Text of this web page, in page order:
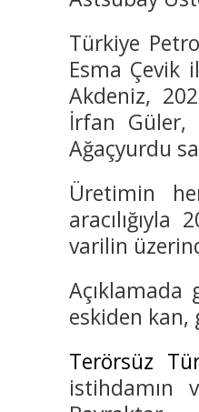
Türkiye
Esma Çevik
Akdeniz,
İrfan Güler,
Ağaçyurdu
Üretimin
varilin
Açıklamada
eskiden
Terörsüz
istihdamın